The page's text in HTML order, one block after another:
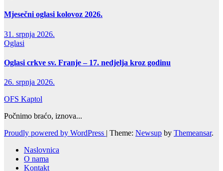
Mjesečni oglasi kolovoz 2026.
31. srpnja 2026.
Oglasi
Oglasi crkve sv. Franje – 17. nedjelja kroz godinu
26. srpnja 2026.
OFS Kaptol
Počnimo braćo, iznova...
Proudly powered by WordPress | Theme: Newsup by Themeansar.
Naslovnica
O nama
Kontakt